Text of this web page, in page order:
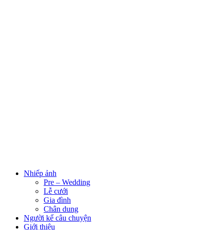
Nhiếp ảnh
Pre – Wedding
Lễ cưới
Gia đình
Chân dung
Người kể câu chuyện
Giới thiệu